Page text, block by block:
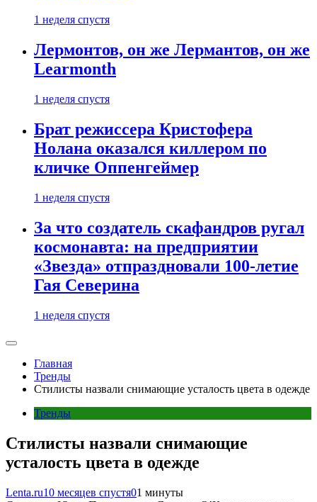
1 неделя спустя
Лермонтов, он же Лермантов, он же
Learmonth
1 неделя спустя
Брат режиссера Кристофера
Нолана оказался киллером по
кличке Оппенгеймер
1 неделя спустя
За что создатель скафандров ругал
космонавта: на предприятии
«Звезда» отпраздновали 100-летие
Гая Северина
1 неделя спустя
Главная
Тренды
Стилисты назвали снимающие усталость цвета в одежде
Тренды
Стилисты назвали снимающие
усталость цвета в одежде
Lenta.ru10 месяцев спустя01 минуты